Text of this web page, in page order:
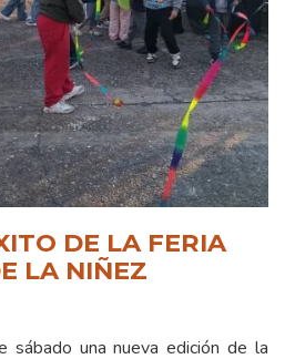
DE LA FERIA
LA NIÑEZ
sábado una nueva edición de la